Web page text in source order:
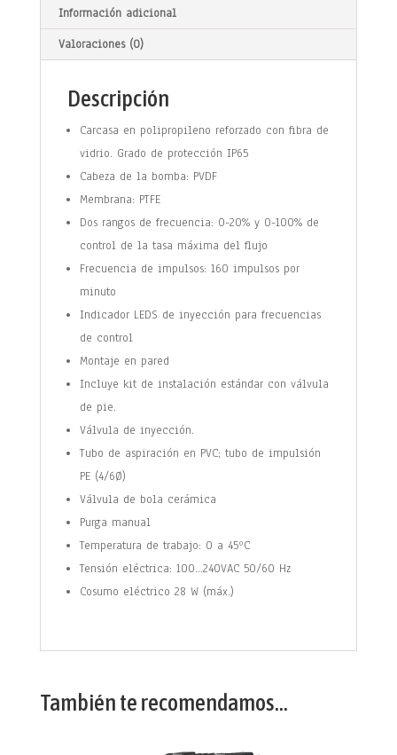
Información adicional
Valoraciones (0)
Descripción
Carcasa en polipropileno reforzado con fibra de
vidrio. Grado de protección IP65
Cabeza de la bomba: PVDF
Membrana: PTFE
Dos rangos de frecuencia: 0-20% y 0-100% de
control de la tasa máxima del flujo
Frecuencia de impulsos: 160 impulsos por
minuto
Indicador LEDS de inyección para frecuencias
de control
Montaje en pared
Incluye kit de instalación estándar con válvula
de pie.
Válvula de inyección.
Tubo de aspiración en PVC; tubo de impulsión
PE (4/6Ø)
Válvula de bola cerámica
Purga manual
Temperatura de trabajo: 0 a 45ºC
Tensión eléctrica: 100…240VAC 50/60 Hz
Cosumo eléctrico 28 W (máx.)
También te recomendamos…